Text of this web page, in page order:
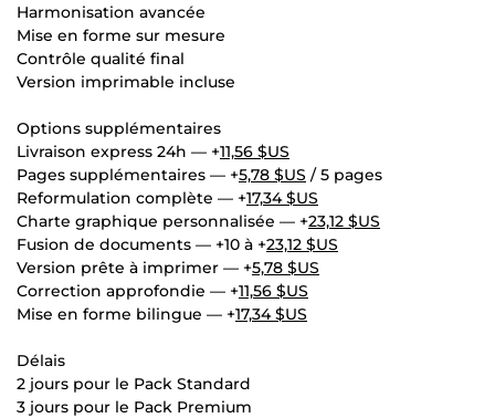
Harmonisation avancée
Mise en forme sur mesure
Contrôle qualité final
Version imprimable incluse
Options supplémentaires
Livraison express 24h — +11,56 $US
Pages supplémentaires — +5,78 $US / 5 pages
Reformulation complète — +17,34 $US
Charte graphique personnalisée — +23,12 $US
Fusion de documents — +10 à +23,12 $US
Version prête à imprimer — +5,78 $US
Correction approfondie — +11,56 $US
Mise en forme bilingue — +17,34 $US
Délais
2 jours pour le Pack Standard
3 jours pour le Pack Premium